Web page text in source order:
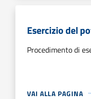
Esercizio del
Procedimento di
VAI ALLA PAGINA